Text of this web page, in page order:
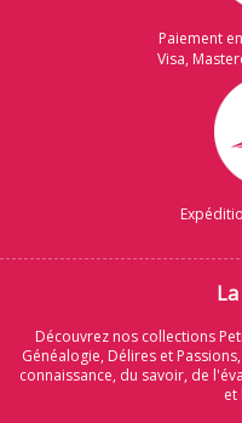
Paiement
Visa,
Découvrez nos collections
Généalogie, Délires et
connaissance, du savoir, de
et